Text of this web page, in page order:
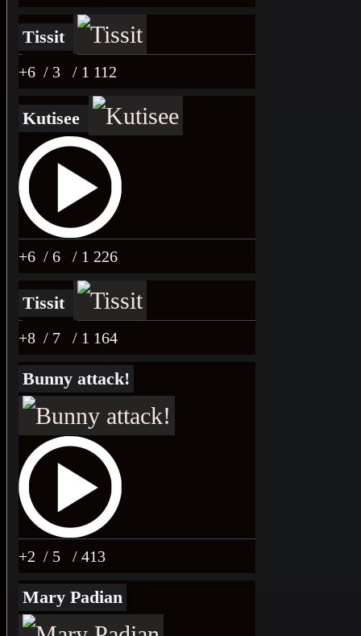
Tissit
+6 / 3 / 1 112
Kutisee
+6 / 6 / 1 226
Tissit
+8 / 7 / 1 164
Bunny attack!
+2 / 5 / 413
Mary Padian